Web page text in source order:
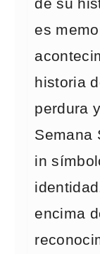
de su
es
historia
perdura
Semana
in
encima